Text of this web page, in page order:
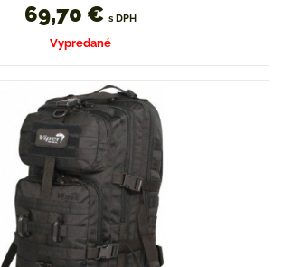
69,70 € s DPH
Vypredané